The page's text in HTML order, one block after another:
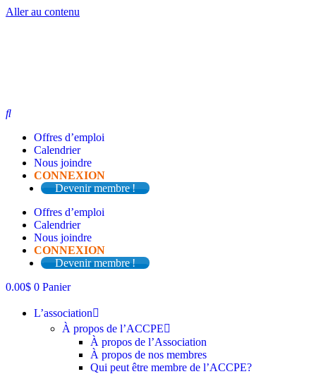
Aller au contenu
Offres d’emploi
Calendrier
Nous joindre
CONNEXION
Devenir membre !
Offres d’emploi
Calendrier
Nous joindre
CONNEXION
Devenir membre !
0.00$ 0 Panier
L’association
À propos de l’ACCPE
À propos de l’Association
À propos de nos membres
Qui peut être membre de l’ACCPE?